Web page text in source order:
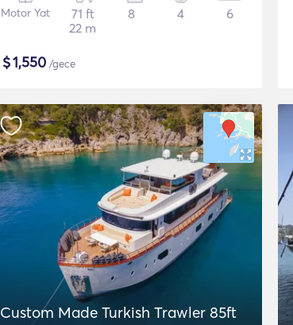
Motor Yat
71 ft
22 m
8 4 6
$1,550 /gece
Custom Made Turkish Trawler 85ft